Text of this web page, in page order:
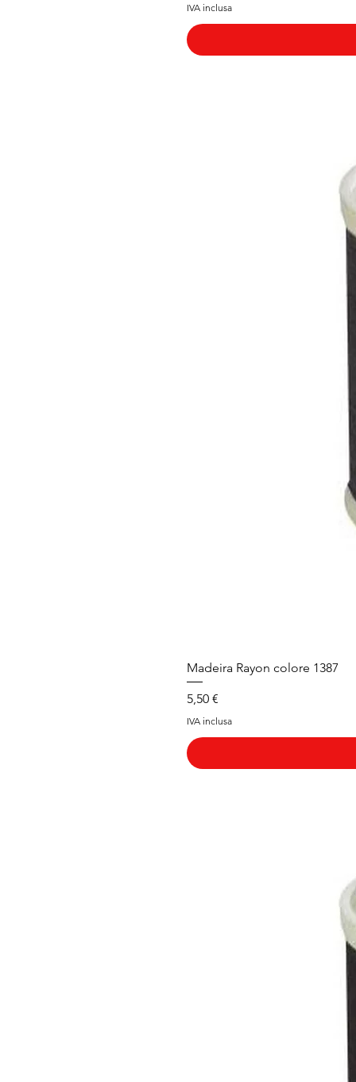
IVA inclusa
Madeira Rayon colore 1387
Prezzo
5,50 €
IVA inclusa